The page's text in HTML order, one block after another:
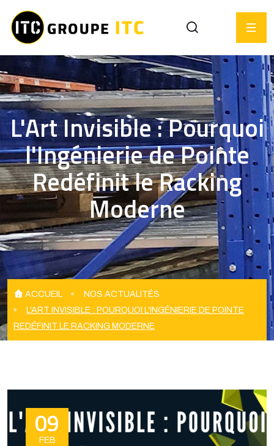
L'Art Invisible : Pourquoi
l'Ingénierie de Pointe
Redéfinit le Racking
Moderne
ACCUEIL
NOS ACTUALITÉS
L'ART INVISIBLE : POURQUOI L'INGÉNIERIE DE POINTE
REDÉFINIT LE RACKING MODERNE
09
FEB